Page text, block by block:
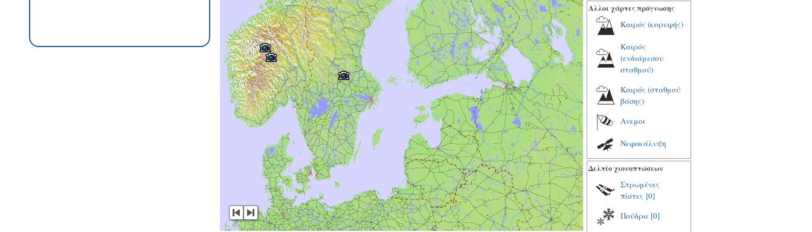
Αλλοι χάρτες πρόγνωσης
Καιρός (κορυφής)
Καιρός
(ενδιάμεσου
σταθμού)
Καιρός (σταθμού
βάσης)
Ανεμοι
Νεφοκάλυψη
Δελτίο χιονοπτώσεων
Στρωμένες
πίστες [0]
Πούδρα [0]